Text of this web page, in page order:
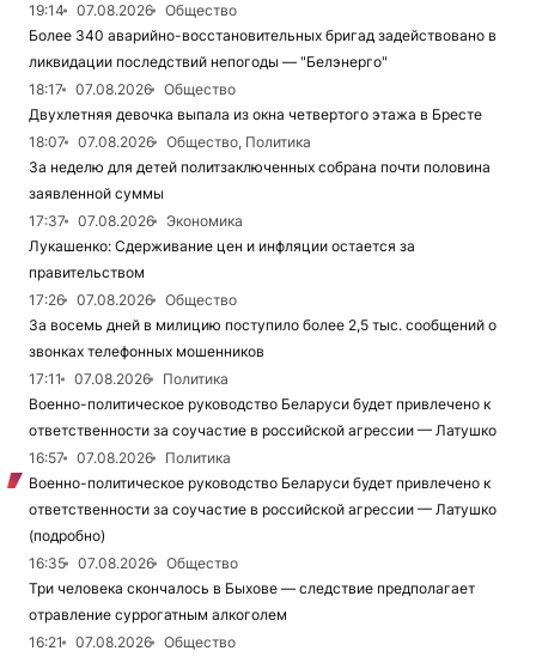
19:14
07.08.2026
Общество
Более 340 аварийно-восстановительных бригад задействовано в
ликвидации последствий непогоды — "Белэнерго"
18:17
07.08.2026
Общество
Двухлетняя девочка выпала из окна четвертого этажа в Бресте
18:07
07.08.2026
Общество, Политика
За неделю для детей политзаключенных собрана почти половина
заявленной суммы
17:37
07.08.2026
Экономика
Лукашенко: Сдерживание цен и инфляции остается за
правительством
17:26
07.08.2026
Общество
За восемь дней в милицию поступило более 2,5 тыс. сообщений о
звонках телефонных мошенников
17:11
07.08.2026
Политика
Военно-политическое руководство Беларуси будет привлечено к
ответственности за соучастие в российской агрессии — Латушко
16:57
07.08.2026
Политика
Военно-политическое руководство Беларуси будет привлечено к
ответственности за соучастие в российской агрессии — Латушко
(подробно)
16:35
07.08.2026
Общество
Три человека скончалось в Быхове — следствие предполагает
отравление суррогатным алкоголем
16:21
07.08.2026
Общество